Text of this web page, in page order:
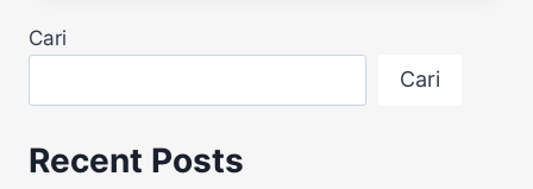
AKHIRNYA
TERUNGKAP
Cari
Cari
Recent Posts